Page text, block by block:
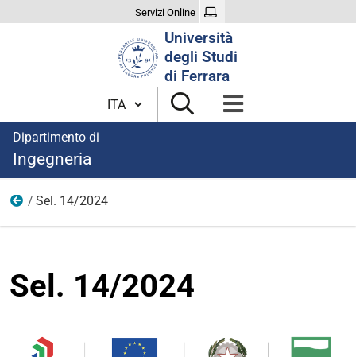
Servizi Online
Università
degli Studi
di Ferrara
Cambia lingua
Dipartimento di
Ingegneria
Anno 2024
Sel. 14/2024
Sel. 14/2024